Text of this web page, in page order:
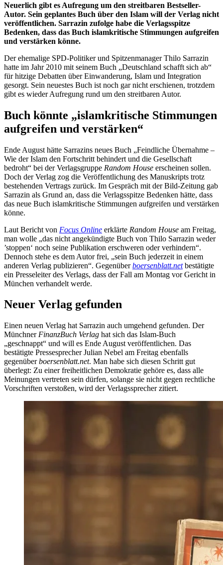
Neuerlich gibt es Aufregung um den streitbaren Bestseller-
Autor. Sein geplantes Buch über den Islam will der Verlag nicht
veröffentlichen. Sarrazin zufolge habe die Verlagsspitze
Bedenken, dass das Buch islamkritische Stimmungen aufgreifen
und verstärken könne.
Der ehemalige SPD-Politiker und Spitzenmanager Thilo Sarrazin
hatte im Jahr 2010 mit seinem Buch „Deutschland schafft sich ab“
für hitzige Debatten über Einwanderung, Islam und Integration
gesorgt. Sein neuestes Buch ist noch gar nicht erschienen, trotzdem
gibt es wieder Aufregung rund um den streitbaren Autor.
Buch könnte „islamkritische Stimmungen
aufgreifen und verstärken“
Ende August hätte Sarrazins neues Buch „Feindliche Übernahme –
Wie der Islam den Fortschritt behindert und die Gesellschaft
bedroht“ bei der Verlagsgruppe Random House erscheinen sollen.
Doch der Verlag zog die Veröffentlichung des Manuskripts trotz
bestehenden Vertrags zurück. Im Gespräch mit der Bild-Zeitung gab
Sarrazin als Grund an, dass die Verlagsspitze Bedenken hätte, dass
das neue Buch islamkritische Stimmungen aufgreifen und verstärken
könne.
Laut Bericht von Focus Online erklärte Random House am Freitag,
man wolle „das nicht angekündigte Buch von Thilo Sarrazin weder
’stoppen‘ noch seine Publikation erschweren oder verhindern“.
Dennoch stehe es dem Autor frei, „sein Buch jederzeit in einem
anderen Verlag publizieren“. Gegenüberboersenblatt.netbestätigte
ein Presseleiter des Verlags, dass der Fall am Montag vor Gericht in
München verhandelt werde.
Neuer Verlag gefunden
Einen neuen Verlag hat Sarrazin auch umgehend gefunden. Der
Münchner FinanzBuch Verlag hat sich das Islam-Buch
„geschnappt“ und will es Ende August veröffentlichen. Das
bestätigte Pressesprecher Julian Nebel am Freitag ebenfalls
gegenüberboersenblatt.net. Man habe sich diesen Schritt gut
überlegt: Zu einer freiheitlichen Demokratie gehöre es, dass alle
Meinungen vertreten sein dürfen, solange sie nicht gegen rechtliche
Vorschriften verstoßen, wird der Verlagssprecher zitiert.